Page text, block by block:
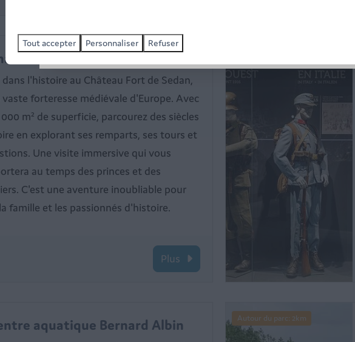
Fort de Sedan
dans l'histoire au Château Fort de Sedan,
vaste forteresse médiévale d'Europe. Avec
000 m² de superficie, parcourez des siècles
en explorant ses remparts, ses tours et
Une visite immersive qui vous
au temps des princes et des
C'est une aventure inoubliable pour
famille et les passionnés d'histoire.
Plus
aquatique Bernard Albin Autour du parc: 2km
Tout accepter Personnaliser Refuser